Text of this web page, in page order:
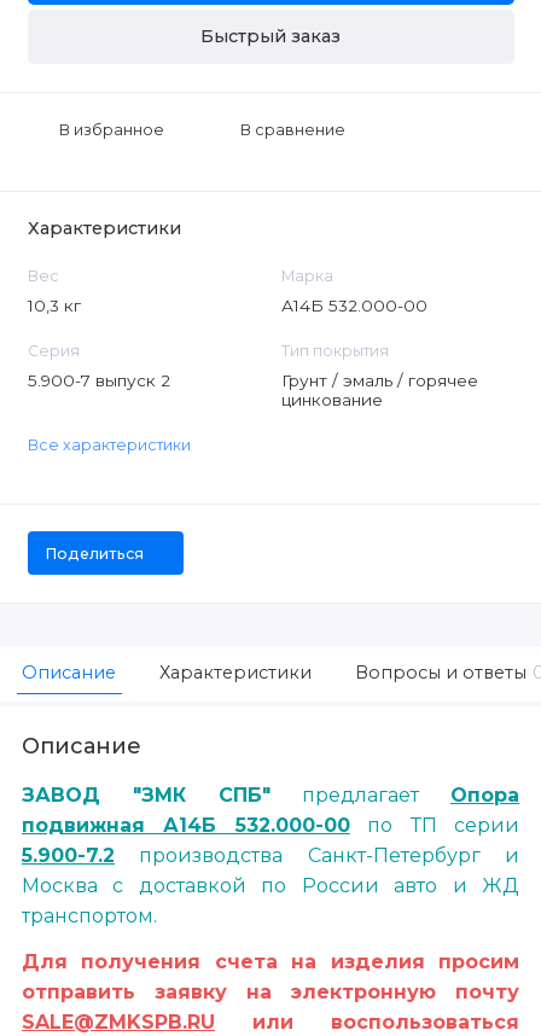
Быстрый заказ
В избранное В сравнение
Характеристики
Вес
10,3 кг
Марка
А14Б 532.000-00
Серия
5.900-7 выпуск 2
Тип покрытия
Грунт / эмаль / горячее
цинкование
Все характеристики
Поделиться
Описание Характеристики Вопросы и ответы
Описание
ЗАВОД "ЗМК СПБ" предлагает Опора
подвижная А14Б 532.000-00по ТП серии
5.900-7.2 производства Санкт-Петербург и
Москва с доставкой по России авто и ЖД
транспортом.
Для получения счета на изделия просим
отправить заявку на электронную почту
SALE@ZMKSPB.RU или воспользоваться